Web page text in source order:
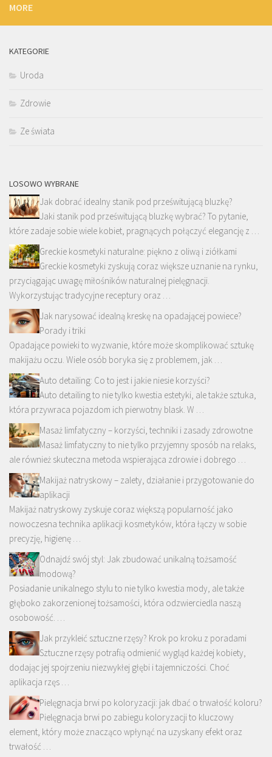
MORE
KATEGORIE
Uroda
Zdrowie
Ze świata
LOSOWO WYBRANE
Jak dobrać idealny stanik pod prześwitującą bluzkę?
Jaki stanik pod prześwitującą bluzkę wybrać? To pytanie,
które zadaje sobie wiele kobiet, pragnących połączyć elegancję z …
Greckie kosmetyki naturalne: piękno z oliwą i ziółkami
Greckie kosmetyki zyskują coraz większe uznanie na rynku,
przyciągając uwagę miłośników naturalnej pielęgnacji.
Wykorzystując tradycyjne receptury oraz …
Jak narysować idealną kreskę na opadającej powiece?
Porady i triki
Opadające powieki to wyzwanie, które może skomplikować sztukę
makijażu oczu. Wiele osób boryka się z problemem, jak …
Auto detailing: Co to jest i jakie niesie korzyści?
Auto detailing to nie tylko kwestia estetyki, ale także sztuka,
która przywraca pojazdom ich pierwotny blask. W …
Masaż limfatyczny – korzyści, techniki i zasady zdrowotne
Masaż limfatyczny to nie tylko przyjemny sposób na relaks,
ale również skuteczna metoda wspierająca zdrowie i dobrego …
Makijaż natryskowy – zalety, działanie i przygotowanie do
aplikacji
Makijaż natryskowy zyskuje coraz większą popularność jako
nowoczesna technika aplikacji kosmetyków, która łączy w sobie
precyzję, higienę …
Odnajdź swój styl: Jak zbudować unikalną tożsamość
modową?
Posiadanie unikalnego stylu to nie tylko kwestia mody, ale także
głęboko zakorzenionej tożsamości, która odzwierciedla naszą
osobowość. …
Jak przykleić sztuczne rzęsy? Krok po kroku z poradami
Sztuczne rzęsy potrafią odmienić wygląd każdej kobiety,
dodając jej spojrzeniu niezwykłej głębi i tajemniczości. Choć
aplikacja rzęs …
Pielęgnacja brwi po koloryzacji: jak dbać o trwałość koloru?
Pielęgnacja brwi po zabiegu koloryzacji to kluczowy
element, który może znacząco wpłynąć na uzyskany efekt oraz
trwałość …